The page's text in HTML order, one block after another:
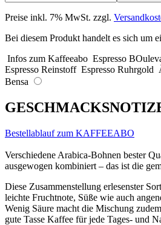
Preise inkl. 7% MwSt. zzgl.
Bei diesem Produkt handelt es sich um
Infos zum Kaffeeabo Espresso
Espresso Reinstoff Espresso Ruhrgold
Bensa
Bestellablauf zum KAFFEEABO
Verschiedene Arabica-Bohnen bester
ausgewogen kombiniert – das ist die
Diese Zusammenstellung erlesenster
leichte Fruchtnote, Süße wie auch
Wenig Säure macht die Mischung
gute Tasse Kaffee für jede Tages- und